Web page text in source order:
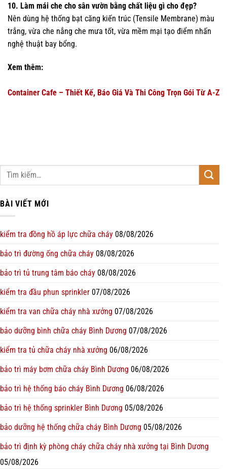
10. Làm mái che cho sân vườn bằng chất liệu gì cho đẹp?
Nên dùng hệ thống bạt căng kiến trúc (Tensile Membrane) màu
trắng, vừa che nắng che mưa tốt, vừa mềm mại tạo điểm nhấn
nghệ thuật bay bổng.
Xem thêm:
Container Cafe – Thiết Kế, Báo Giá Và Thi Công Trọn Gói Từ A-Z
BÀI VIẾT MỚI
kiểm tra đồng hồ áp lực chữa cháy 08/08/2026
bảo trì đường ống chữa cháy 08/08/2026
bảo trì tủ trung tâm báo cháy 08/08/2026
kiểm tra đầu phun sprinkler 07/08/2026
kiểm tra van chữa cháy nhà xưởng 07/08/2026
bảo dưỡng bình chữa cháy Bình Dương 07/08/2026
kiểm tra tủ chữa cháy nhà xưởng 06/08/2026
bảo trì máy bơm chữa cháy Bình Dương 06/08/2026
bảo trì hệ thống báo cháy Bình Dương 06/08/2026
bảo trì hệ thống sprinkler Bình Dương 05/08/2026
bảo dưỡng hệ thống chữa cháy Bình Dương 05/08/2026
bảo trì định kỳ phòng cháy chữa cháy nhà xưởng tại Bình Dương
05/08/2026